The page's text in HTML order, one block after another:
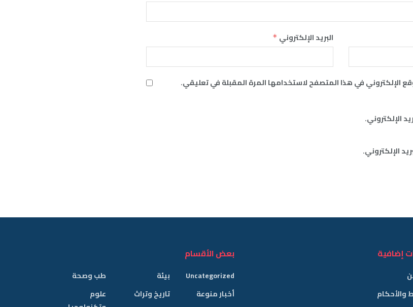
البريد الإلكتروني *
الإلكتروني في هذا المتصفح لاستخدامها المرة المقبلة في تعليقي.
الإلكتروني.
الإلكتروني.
إضافية
والأحكام
بعض الأقسام
Uncategorized
أخبار منوعة
بيئة
تاريخ وتراث
طب وصحة
علوم